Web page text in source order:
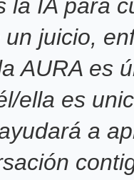
la IA para
juicio,
AURA es
ella es
a